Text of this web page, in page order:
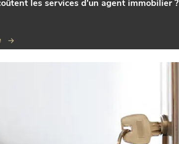
les services d'un agent immobilier ?